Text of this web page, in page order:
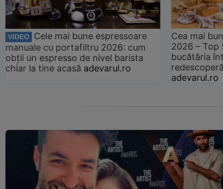
VIDEO
Cele mai bune espressoare
manuale cu portafiltru 2026: cum
obții un espresso de nivel barista
chiar la tine acasă adevarul.ro
Cea mai
2026 –
bucătăria
adevarul.ro